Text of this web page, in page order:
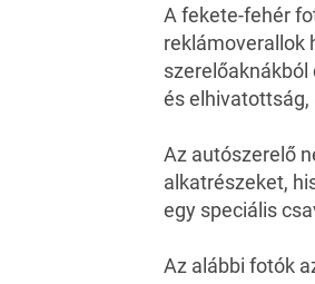
A fekete-fehér
reklámoverallok
és
Az autószerelő
alkatrészeket,
egy speciális
Az alábbi fotók